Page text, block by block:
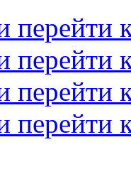
перейти
перейти
перейти
перейти